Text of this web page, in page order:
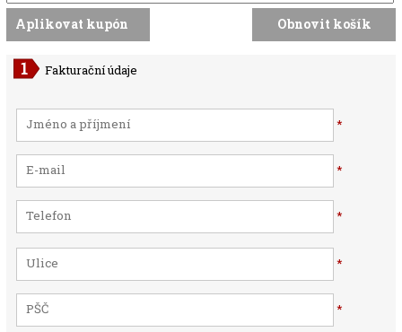
Fakturační údaje
*
*
*
*
*